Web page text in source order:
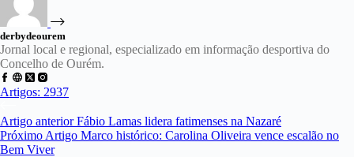
derbydeourem
Jornal local e regional, especializado em informação desportiva do
Concelho de Ourém.
Artigos: 2937
Artigo anteriorFábio Lamas lidera fatimenses na Nazaré
Próximo Artigo Marco histórico: Carolina Oliveira vence escalão no
Bem Viver